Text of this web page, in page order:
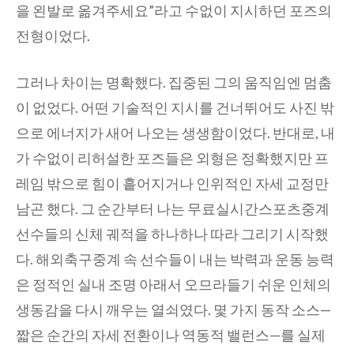
을 왼발로 옮겨주세요”라고 수없이 지시하던 포즈의
전형이었다.
그러나 차이는 명확했다. 집중된 그의 움직임엔 멈춤
이 없었다. 어떤 기술적인 지시를 건너뛰어도 사진 밖
으로 에너지가 새어 나오는 생생함이었다. 반대로, 내
가 수없이 리허설한 포즈들은 외형은 정확했지만 프
레임 밖으로 힘이 흩어지거나 인위적인 자세 교정만
남곤 했다. 그 순간부터 나는 무료실시간스포츠중계
선수들의 신체 궤적을 하나하나 따라 그리기 시작했
다. 해외축구중계 속 선수들이 내는 박력과 운동 능력
은 정적인 실내 조명 아래서 오므라들기 쉬운 인체의
생동감을 다시 깨우는 열쇠였다. 몇 가지 동작 소스—
짧은 순간의 자세 전환이나 역동적 밸런스—를 실제